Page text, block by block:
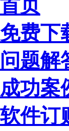
首页
免费下
问题解
成功案
软件订